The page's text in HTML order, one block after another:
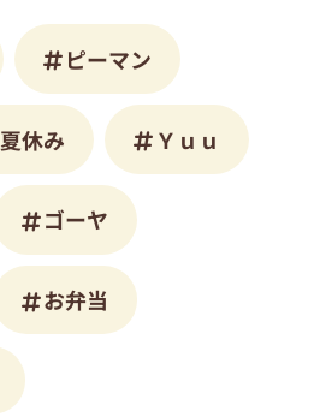
ピーマン
夏休み Ｙｕｕ
ゴーヤ
お弁当